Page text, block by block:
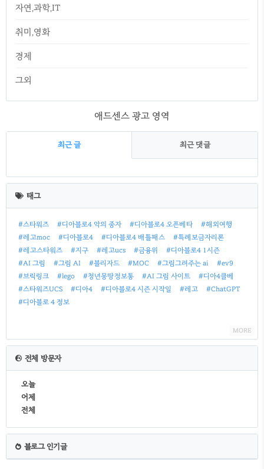
자연,과학,IT
취미,영화
경제
그외
애드센스 광고 영역
최근 글 최근 댓글
최
근
글
태그
#스타워즈 #디아블로4 악의 종자 #디아블로4 오픈베타
#해외여행
#레고moc
#디아블로4 #디아블로4 배틀패스
#특례보금자리론
#레고스타워즈
#지구 #레고ucs #금융위
#디아블로4 1시즌
#AI 그림
#그림 AI #블리자드 #MOC #그림그려주는 ai
#ev9
#브릭링크
#lego #청년몽땅정보통 #AI 그림 사이트
#디아4클베
#스타워즈UCS
#디아4 #디아블로4 시즌 시작일 #레고
#ChatGPT
#디아블로 4 정보
MORE
전체 방문자
오늘
어제
전체
블로그 인기글